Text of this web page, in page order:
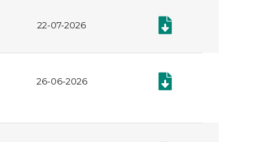
22-07-2026 Documento: Procesos
26-06-2026 Documento: Seguimiento